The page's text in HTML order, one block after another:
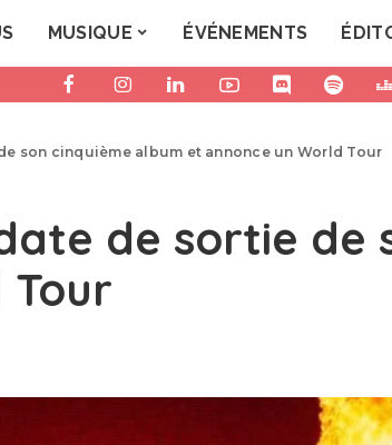
MUSIQUE ÉVÉNEMENTS
son cinquième album et annonce un World Tour
de sortie de
Tour